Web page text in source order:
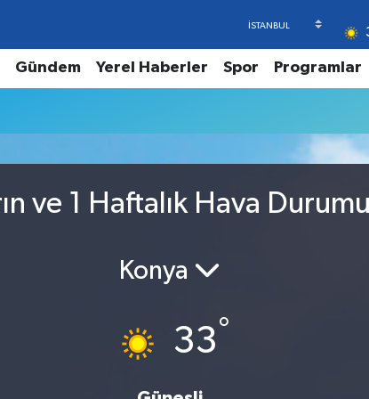
Gündem Yerel Haberler Spor Programlar
ve 1 Haftalık Hava
Konya
33°